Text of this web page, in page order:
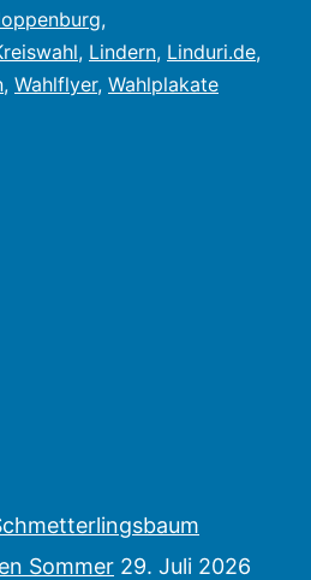
,
, Lindern, Linduri.de,
, Wahlflyer, Wahlplakate
Sommer 29. Juli 2026